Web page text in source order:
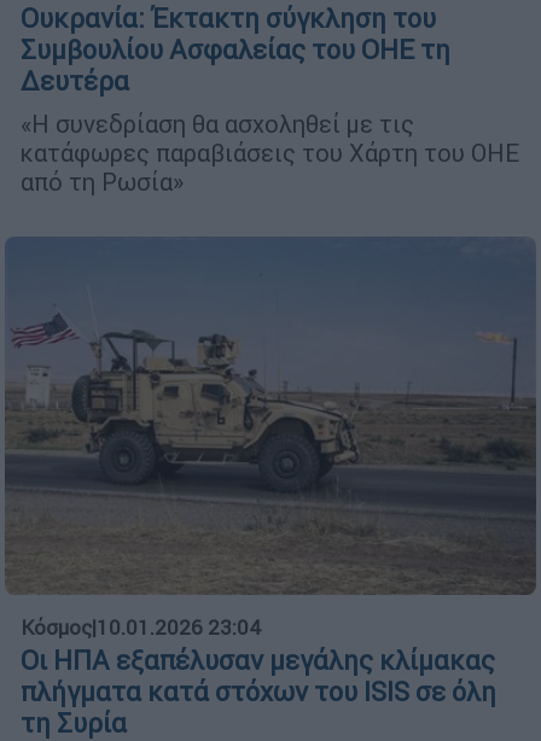
Ουκρανία: Έκτακτη σύγκληση του
Συμβουλίου Ασφαλείας του ΟΗΕ τη
Δευτέρα
«Η συνεδρίαση θα ασχοληθεί με τις
κατάφωρες παραβιάσεις του Χάρτη του ΟΗΕ
από τη Ρωσία»
Κόσμος|10.01.2026 23:04
Οι ΗΠΑ εξαπέλυσαν μεγάλης κλίμακας
πλήγματα κατά στόχων του ISIS σε όλη
τη Συρία